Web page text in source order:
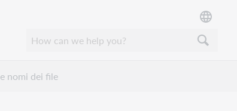
nomi dei file